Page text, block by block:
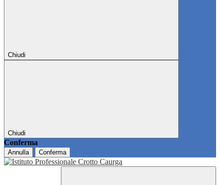
Chiudi
Chiudi
Conferma
Annulla Conferma